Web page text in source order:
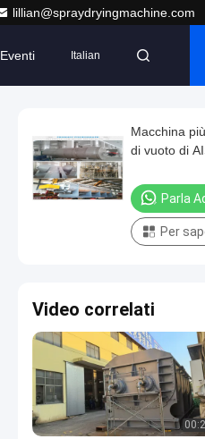
lillian@spraydryingmachine.com
Eventi Italian
Macchina
di vuoto di
Parla
Per
Video correlati